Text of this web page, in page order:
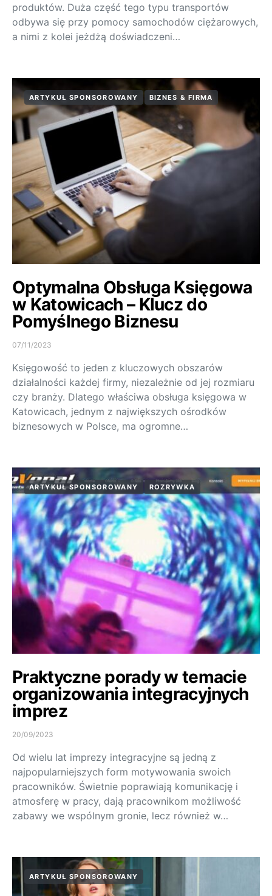
produktów. Duża część tego typu transportów
odbywa się przy pomocy samochodów ciężarowych,
a nimi z kolei jeżdżą doświadczeni…
ARTYKUŁ SPONSOROWANY BIZNES & FIRMA
Optymalna Obsługa Księgowa
w Katowicach – Klucz do
Pomyślnego Biznesu
07/11/2023
Księgowość to jeden z kluczowych obszarów
działalności każdej firmy, niezależnie od jej rozmiaru
czy branży. Dlatego właściwa obsługa księgowa w
Katowicach, jednym z największych ośrodków
biznesowych w Polsce, ma ogromne…
ARTYKUŁ SPONSOROWANY ROZRYWKA
Praktyczne porady w temacie
organizowania integracyjnych
imprez
20/09/2023
Od wielu lat imprezy integracyjne są jedną z
najpopularniejszych form motywowania swoich
pracowników. Świetnie poprawiają komunikację i
atmosferę w pracy, dają pracownikom możliwość
zabawy we wspólnym gronie, lecz również w…
ARTYKUŁ SPONSOROWANY